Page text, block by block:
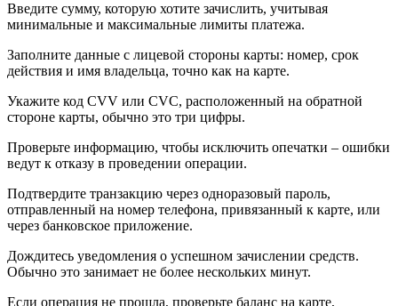
Введите сумму, которую хотите зачислить, учитывая
минимальные и максимальные лимиты платежа.
Заполните данные с лицевой стороны карты: номер, срок
действия и имя владельца, точно как на карте.
Укажите код CVV или CVC, расположенный на обратной
стороне карты, обычно это три цифры.
Проверьте информацию, чтобы исключить опечатки – ошибки
ведут к отказу в проведении операции.
Подтвердите транзакцию через одноразовый пароль,
отправленный на номер телефона, привязанный к карте, или
через банковское приложение.
Дождитесь уведомления о успешном зачислении средств.
Обычно это занимает не более нескольких минут.
Если операция не прошла, проверьте баланс на карте,